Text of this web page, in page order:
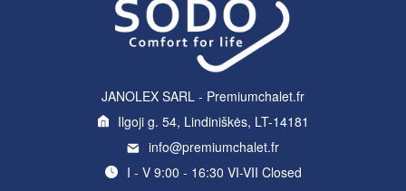
JANOLEX SARL - Premiumchalet.fr
Ilgoji g. 54, Lindiniškės, LT-14181
info@premiumchalet.fr
I - V 9:00 - 16:30 VI-VII Closed